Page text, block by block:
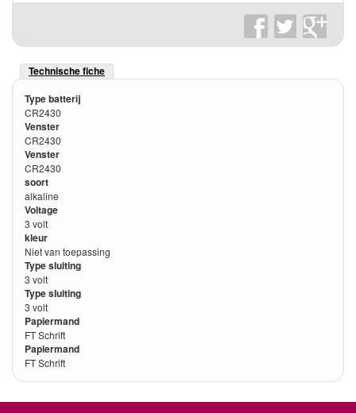
Technische fiche
Type batterij
CR2430
Venster
CR2430
Venster
CR2430
soort
alkaline
Voltage
3 volt
kleur
Niet van toepassing
Type sluiting
3 volt
Type sluiting
3 volt
Papiermand
FT Schrift
Papiermand
FT Schrift